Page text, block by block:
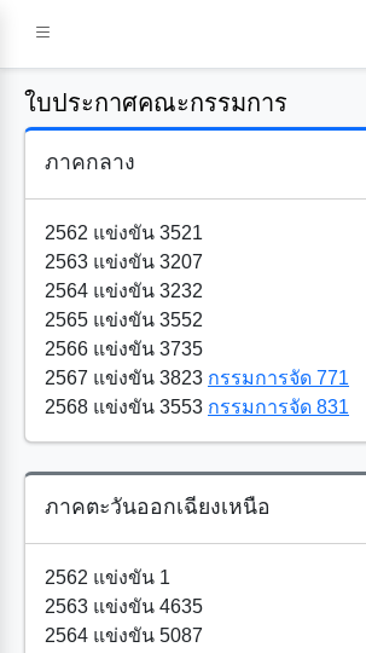
ใบประกาศคณะกรรมการ
ภาคกลาง
2562 แข่งขัน 3521
2563 แข่งขัน 3207
2564 แข่งขัน 3232
2565 แข่งขัน 3552
2566 แข่งขัน 3735
2567 แข่งขัน 3823 กรรมการจัด 771
2568 แข่งขัน 3553 กรรมการจัด 831
ภาคตะวันออกเฉียงเหนือ
2562 แข่งขัน 1
2563 แข่งขัน 4635
2564 แข่งขัน 5087